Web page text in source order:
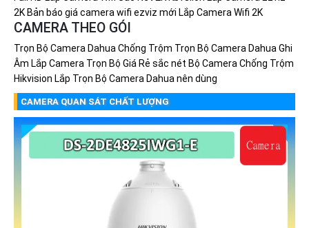
2K Bản báo giá camera wifi ezviz mới Lắp Camera Wifi 2K
CAMERA THEO GÓI
Trọn Bộ Camera Dahua Chống Trộm Trọn Bộ Camera Dahua Ghi
Âm Lắp Camera Trọn Bộ Giá Rẻ sắc nét Bộ Camera Chống Trộm
Hikvision Lắp Trọn Bộ Camera Dahua nên dùng
CAMERA QUAN SÁT CHẤT LƯỢNG